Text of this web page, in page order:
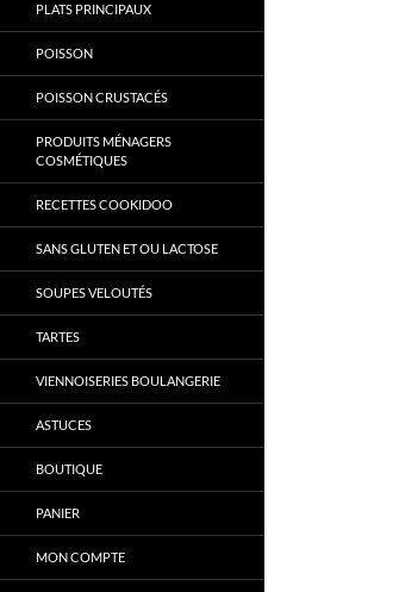
PLATS PRINCIPAUX
POISSON
POISSON CRUSTACÉS
PRODUITS MÉNAGERS
COSMÉTIQUES
RECETTES COOKIDOO
SANS GLUTEN ET OU LACTOSE
SOUPES VELOUTÉS
TARTES
VIENNOISERIES BOULANGERIE
ASTUCES
BOUTIQUE
PANIER
MON COMPTE